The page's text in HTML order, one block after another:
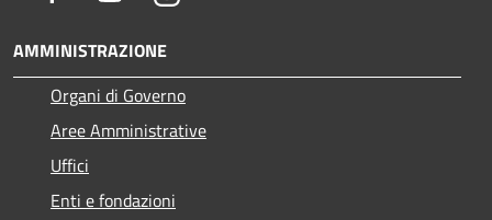
AMMINISTRAZIONE
Organi di Governo
Aree Amministrative
Uffici
Enti e fondazioni